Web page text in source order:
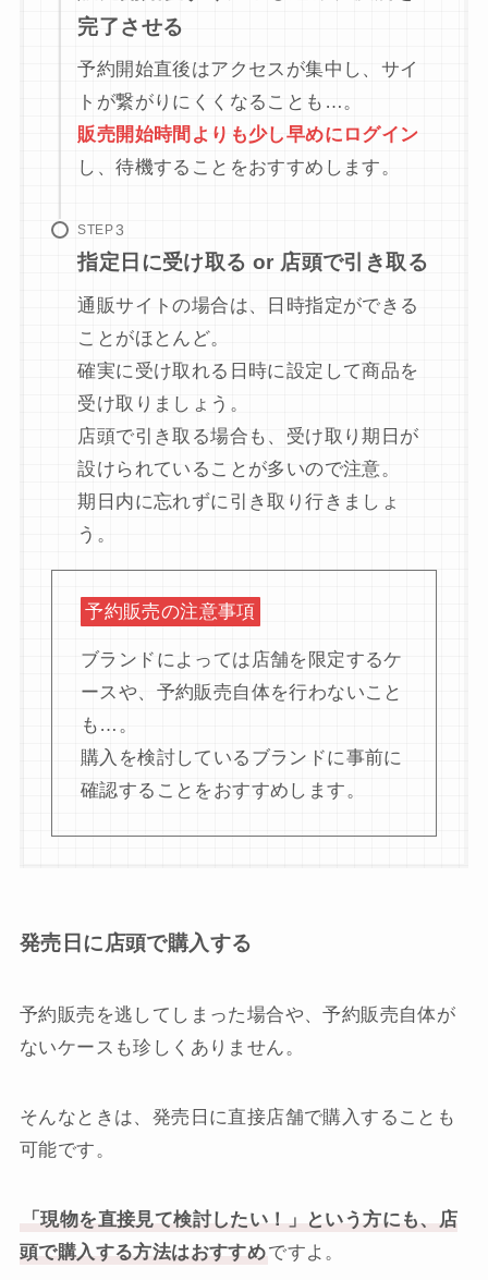
完了させる
予約開始直後はアクセスが集中し、サイ
トが繋がりにくくなることも…。
販売開始時間よりも少し早めにログイン
し、待機することをおすすめします。
STEP
指定日に受け取る or 店頭で引き取る
通販サイトの場合は、日時指定ができる
ことがほとんど。
確実に受け取れる日時に設定して商品を
受け取りましょう。
店頭で引き取る場合も、受け取り期日が
設けられていることが多いので注意。
期日内に忘れずに引き取り行きましょ
う。
予約販売の注意事項
ブランドによっては店舗を限定するケ
ースや、予約販売自体を行わないこと
も…。
購入を検討しているブランドに事前に
確認することをおすすめします。
発売日に店頭で購入する
予約販売を逃してしまった場合や、予約販売自体が
ないケースも珍しくありません。
そんなときは、発売日に直接店舗で購入することも
可能です。
「現物を直接見て検討したい！」という方にも、店
頭で購入する方法はおすすめですよ。